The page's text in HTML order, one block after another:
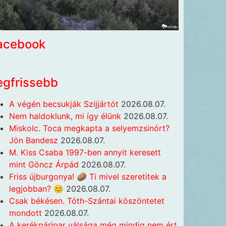
A végén becsukják Szijjártót 2026.08.07.
Nem haldoklunk, mi így élünk 2026.08.07.
Miskolc. Toca megkapta a selyemzsinórt?
Jön Bandesz 2026.08.07.
M. Kiss Csaba 1997-ben annyit keresett
mint Göncz Árpád 2026.08.07.
Friss újburgonya! 🥔 Ti mivel szeretitek a
legjobban? 😊 2026.08.07.
Csak békésen. Tóth-Szántai köszöntetet
mondott 2026.08.07.